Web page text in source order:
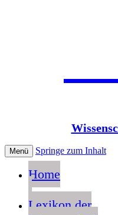
Menü Springe zum Inhalt
Home
Lexikon der